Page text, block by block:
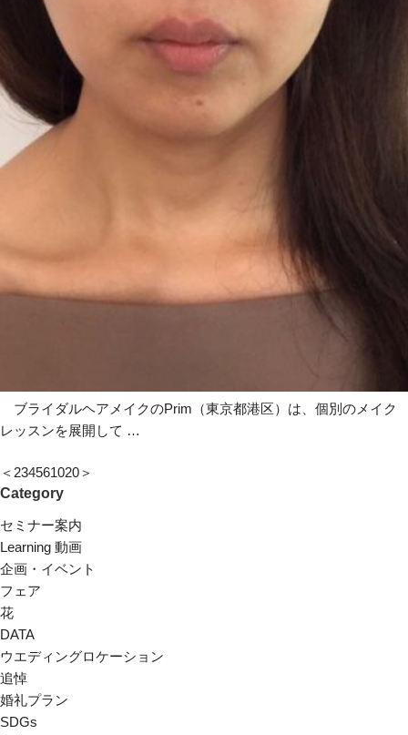
ブライダルヘアメイクのPrim（東京都港区）は、個別のメイク
レッスンを展開して …
＜ 234561020＞
Category
セミナー案内
Learning 動画
企画・イベント
フェア
花
DATA
ウエディングロケーション
追悼
婚礼プラン
SDGs